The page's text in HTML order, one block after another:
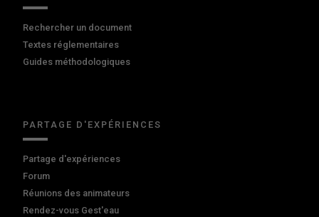
Rechercher un document
Textes réglementaires
Guides méthodologiques
PARTAGE D'EXPÉRIENCES
Partage d'expériences
Forum
Réunions des animateurs
Rendez-vous Gest'eau